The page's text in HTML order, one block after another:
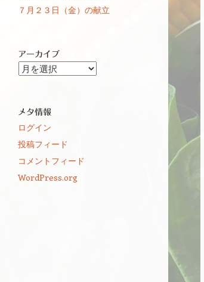
７月２３日（金）の献立
アーカイブ
ア
イ
ブ
メタ情報
ログイン
投稿フィード
コメントフィード
WordPress.org